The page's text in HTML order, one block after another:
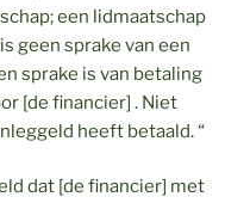
een lidmaatschap
geen sprake van een
sprake is van betaling
[de financier] . Niet
heeft betaald. “
dat [de financier] met